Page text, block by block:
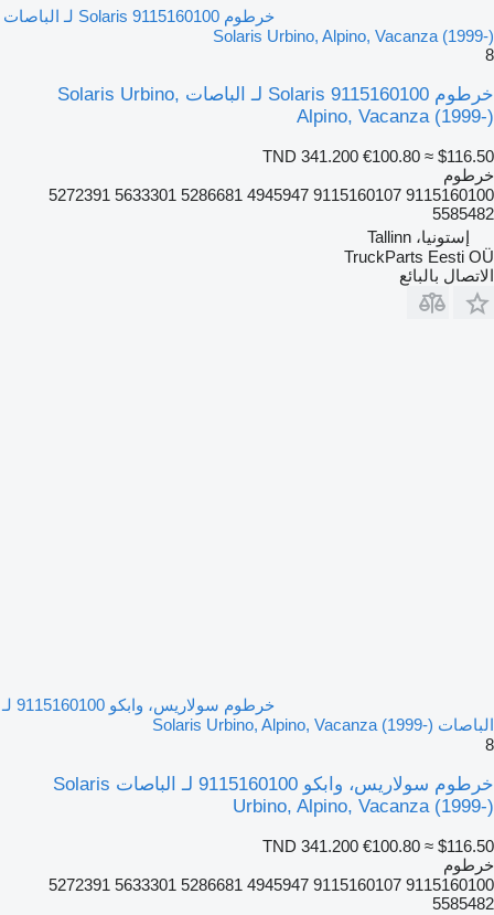
خرطوم Solaris 9115160100 لـ الباصات
Solaris Urbino, Alpino, Vacanza (1999-)
8
خرطوم Solaris 9115160100 لـ الباصات Solaris Urbino,
Alpino, Vacanza (1999-)
TND 341.200 €100.80 ≈ $116.50
خرطوم
9115160100 9115160107 4945947 5286681 5633301 5272391
5585482
إستونيا، Tallinn
TruckParts Eesti OÜ
الاتصال بالبائع
خرطوم سولاريس، وابكو 9115160100 لـ
الباصات Solaris Urbino, Alpino, Vacanza (1999-)
8
خرطوم سولاريس، وابكو 9115160100 لـ الباصات Solaris
Urbino, Alpino, Vacanza (1999-)
TND 341.200 €100.80 ≈ $116.50
خرطوم
9115160100 9115160107 4945947 5286681 5633301 5272391
5585482